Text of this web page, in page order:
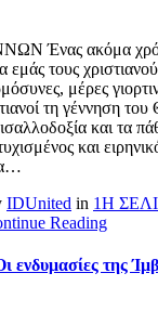
Ένας ακόμα
τους
μέρες
τη γέννηση
και τα
και
IDUnited in 1Η
Reading
ενδυμασίες της